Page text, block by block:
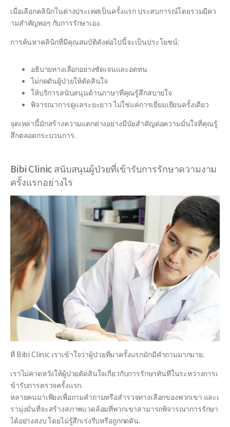
เมื่อเลือกคลินิกในต่างประเทศเป็นครั้งแรก ประสบการณ์โดยรวมมีคว
ามสำคัญพอๆ กับการรักษาเอง.
การค้นหาคลินิกที่มีคุณสมบัติดังต่อไปนี้จะเป็นประโยชน์:
อธิบายทางเลือกอย่างชัดเจนและอดทน
ไม่กดดันผู้ป่วยให้ตัดสินใจ
ให้บริการสนับสนุนด้านภาษาที่คุณรู้สึกสบายใจ
พิจารณาการดูแลระยะยาว ไม่ใช่แค่การเยี่ยมเยียนครั้งเดียว
จุดเหล่านี้มักสร้างความแตกต่างอย่างมีนัยสำคัญต่อความมั่นใจที่คุณรู้
สึกตลอดกระบวนการ.
Bibi Clinic สนับสนุนผู้ป่วยที่เข้ารับการรักษาความงาม
ครั้งแรกอย่างไร
ที่ Bibi Clinic เราเข้าใจว่าผู้ป่วยที่มาครั้งแรกมักมีคำถามมากมาย.
เราไม่คาดหวังให้ผู้ป่วยตัดสินใจเกี่ยวกับการรักษาทันทีในระหว่างการเ
ข้ารับการตรวจครั้งแรก.
หลายคนมาเพียงเพื่อถามคำถามหรือสำรวจทางเลือกของพวกเขา และเ
รามุ่งมั่นที่จะสร้างสภาพแวดล้อมที่พวกเขาสามารถพิจารณาการรักษา
ได้อย่างสงบ โดยไม่รู้สึกเร่งรีบหรือถูกกดดัน.